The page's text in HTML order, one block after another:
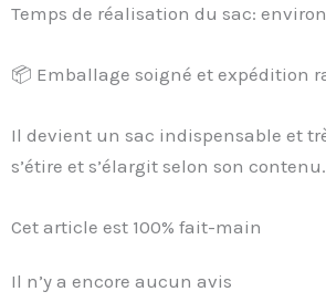
Temps de réalisation du sac:
📦 Emballage soigné et expédition
Il devient un sac indispensable et
s’étire et s’élargit selon son contenu.
Cet article est 100% fait-main
Il n’y a encore aucun avis